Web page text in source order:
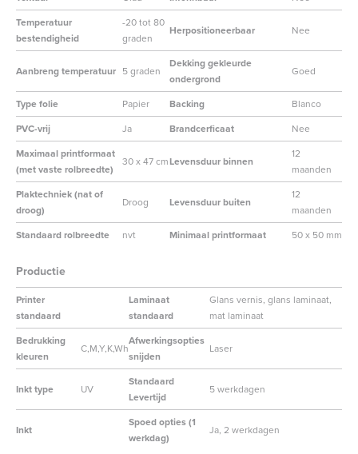
Temperatuur
bestendigheid
-20 tot 80
graden
Herpositioneerbaar Nee
Aanbreng temperatuur 5 graden
Dekking gekleurde
ondergrond
Goed
Type folie Papier Backing
Blanco
PVC-vrij
Ja Brandcerficaat
Nee
Maximaal printformaat
(met vaste rolbreedte)
30 x 47 cmLevensduur binnen
12
maanden
Plaktechniek (nat of
droog)
Droog Levensduur buiten
12
maanden
Standaard rolbreedte
nvt Minimaal printformaat 50 x 50 mm
Productie
Printer
standaard
Laminaat
standaard
Glans vernis, glans laminaat,
mat laminaat
Bedrukking
kleuren
C,M,Y,K,Wh
Afwerkingsopties
snijden
Laser
Inkt type UV
Standaard
Levertijd
5 werkdagen
Inkt
Spoed opties (1
werkdag)
Ja, 2 werkdagen